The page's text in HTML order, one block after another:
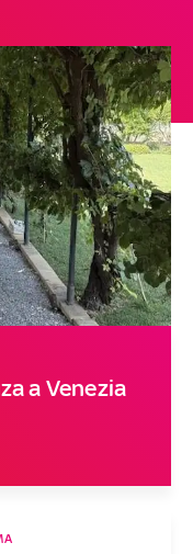
a Venezia